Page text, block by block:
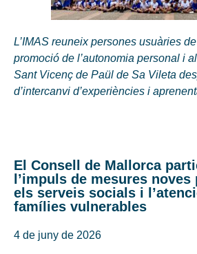
L’IMAS reuneix persones usuàries
promoció de l’autonomia personal i
Sant Vicenç de Paül de Sa Vileta
d’intercanvi d’experiències i
El Consell de Mallorca
l’impuls de mesures
els serveis socials i
famílies vulnerables
4 de juny de 2026